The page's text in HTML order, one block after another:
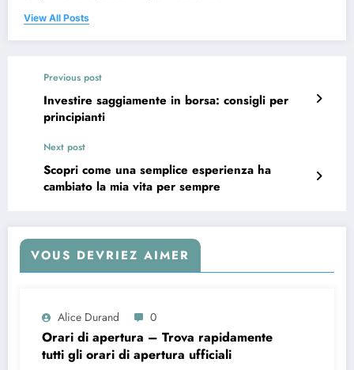
View All Posts
Previous post
Investire saggiamente in borsa: consigli per
principianti
Next post
Scopri come una semplice esperienza ha
cambiato la mia vita per sempre
VOUS DEVRIEZ AIMER
Alice Durand 0
Orari di apertura – Trova rapidamente
tutti gli orari di apertura ufficiali